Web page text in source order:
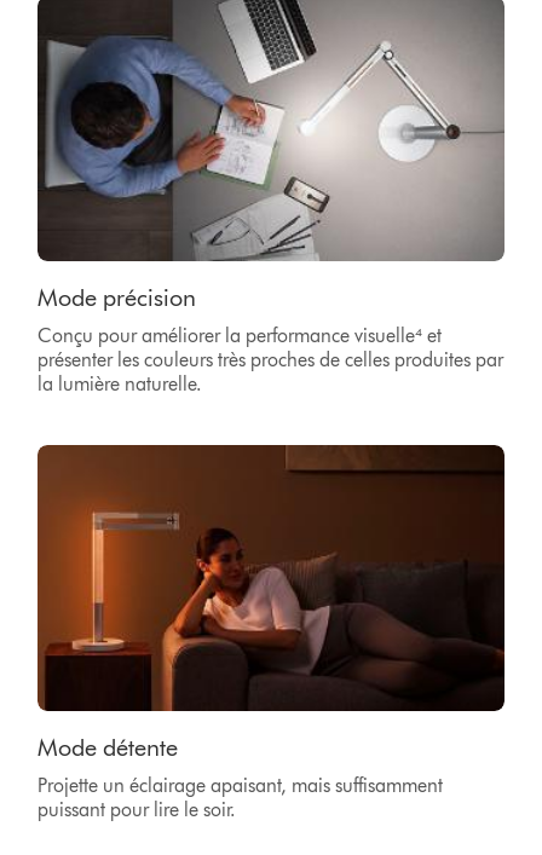
Mode précision
Conçu pour améliorer la performance visuelle⁴ et
présenter les couleurs très proches de celles produites par
la lumière naturelle.
Mode détente
Projette un éclairage apaisant, mais suffisamment
puissant pour lire le soir.